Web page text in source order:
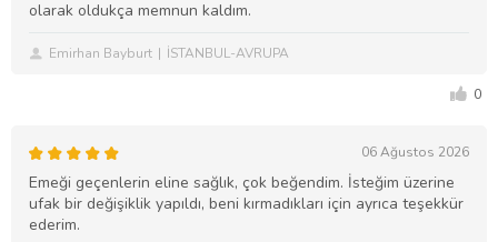
olarak oldukça memnun kaldım.
Emirhan Bayburt İSTANBUL-AVRUPA
0
06 Ağustos 2026
Emeği geçenlerin eline sağlık, çok beğendim. İsteğim üzerine
ufak bir değişiklik yapıldı, beni kırmadıkları için ayrıca teşekkür
ederim.